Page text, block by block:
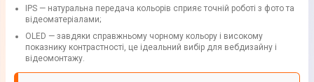
IPS — натуральна передача кольорів сприяє точній роботі з фото та
відеоматеріалами;
OLED — завдяки справжньому чорному кольору і високому
показнику контрастності, це ідеальний вибір для вебдизайну і
відеомонтажу.